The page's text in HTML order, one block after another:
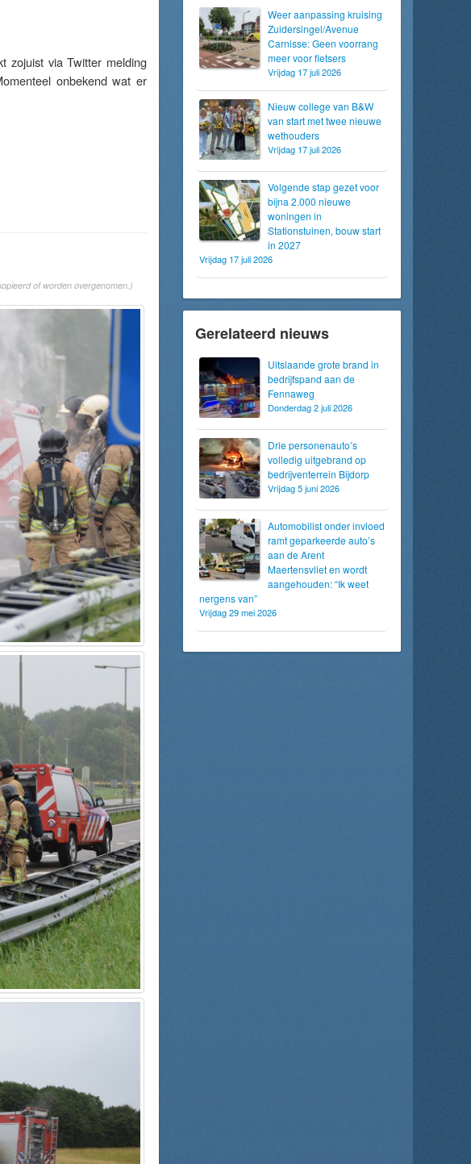
zojuist via Twitter melding
onbekend wat er
of worden overgenomen.)
Weer aanpassing kruising
Zuidersingel/Avenue
Carnisse: Geen voorrang
meer voor fietsers
Vrijdag 17 juli 2026
Nieuw college van B&W
van start met twee nieuwe
wethouders
Vrijdag 17 juli 2026
Volgende stap gezet voor
bijna 2.000 nieuwe
woningen in
Stationstuinen, bouw start
in 2027
Vrijdag 17 juli 2026
Gerelateerd nieuws
Uitslaande grote brand in
bedrijfspand aan de
Fennaweg
Donderdag 2 juli 2026
Drie personenauto’s
volledig uitgebrand op
bedrijventerrein Bijdorp
Vrijdag 5 juni 2026
Automobilist onder invloed
ramt geparkeerde auto’s
aan de Arent
Maertensvliet en wordt
aangehouden: “Ik weet
nergens van”
Vrijdag 29 mei 2026